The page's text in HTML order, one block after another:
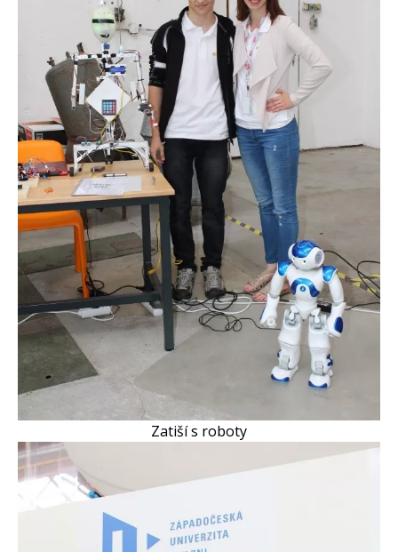
Zatiší s roboty